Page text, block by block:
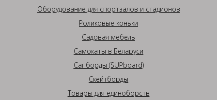
Оборудование для спортзалов и стадионов
Роликовые коньки
Садовая мебель
Самокаты в Беларуси
Сапборды (SUPboard)
Скейтборды
Товары для единоборств